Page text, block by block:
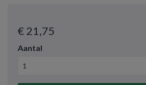
€ 21,75
Aantal